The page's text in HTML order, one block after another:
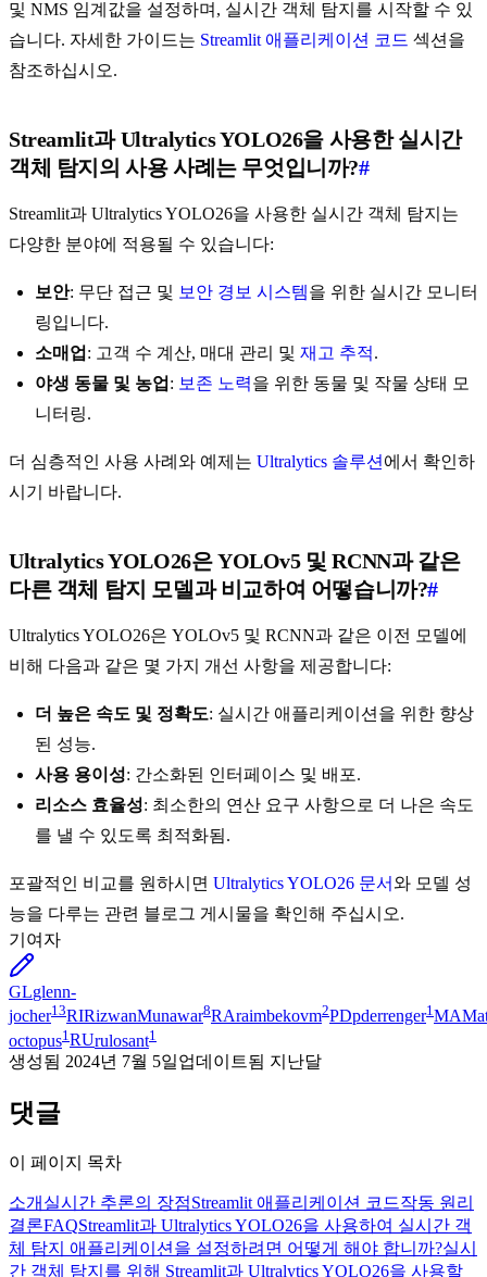
및 NMS 임계값을 설정하며, 실시간 객체 탐지를 시작할 수 있
습니다. 자세한 가이드는 Streamlit 애플리케이션 코드 섹션을
참조하십시오.
Streamlit과 Ultralytics YOLO26을 사용한 실시간
객체 탐지의 사용 사례는 무엇입니까?#
Streamlit과 Ultralytics YOLO26을 사용한 실시간 객체 탐지는
다양한 분야에 적용될 수 있습니다:
보안: 무단 접근 및 보안 경보 시스템을 위한 실시간 모니터
링입니다.
소매업 : 고객 수 계산, 매대 관리 및 재고 추적.
야생 동물 및 농업 : 보존 노력을 위한 동물 및 작물 상태 모
니터링.
더 심층적인 사용 사례와 예제는 Ultralytics 솔루션 에서 확인하
시기 바랍니다.
Ultralytics YOLO26은 YOLOv5 및 RCNN과 같은
다른 객체 탐지 모델과 비교하여 어떻습니까?#
Ultralytics YOLO26은 YOLOv5 및 RCNN과 같은 이전 모델에
비해 다음과 같은 몇 가지 개선 사항을 제공합니다:
더 높은 속도 및 정확도: 실시간 애플리케이션을 위한 향상
된 성능.
사용 용이성: 간소화된 인터페이스 및 배포.
리소스 효율성: 최소한의 연산 요구 사항으로 더 나은 속도
를 낼 수 있도록 최적화됨.
포괄적인 비교를 원하시면 Ultralytics YOLO26 문서와 모델 성
능을 다루는 관련 블로그 게시물을 확인해 주십시오.
기여자
GLglenn-
jocher13RIRizwanMunawar8RAraimbekovm2PDpderrenger1MA
octopus1 RUrulosant1
생성됨 2024년 7월 5일업데이트됨 지난달
댓글
이 페이지 목차
소개 실시간 추론의 장점Streamlit 애플리케이션 코드작동 원리
결론FAQStreamlit과 Ultralytics YOLO26을 사용하여 실시간 객
체 탐지 애플리케이션을 설정하려면 어떻게 해야 합니까?실시
간 객체 탐지를 위해 Streamlit과 Ultralytics YOLO26을 사용할